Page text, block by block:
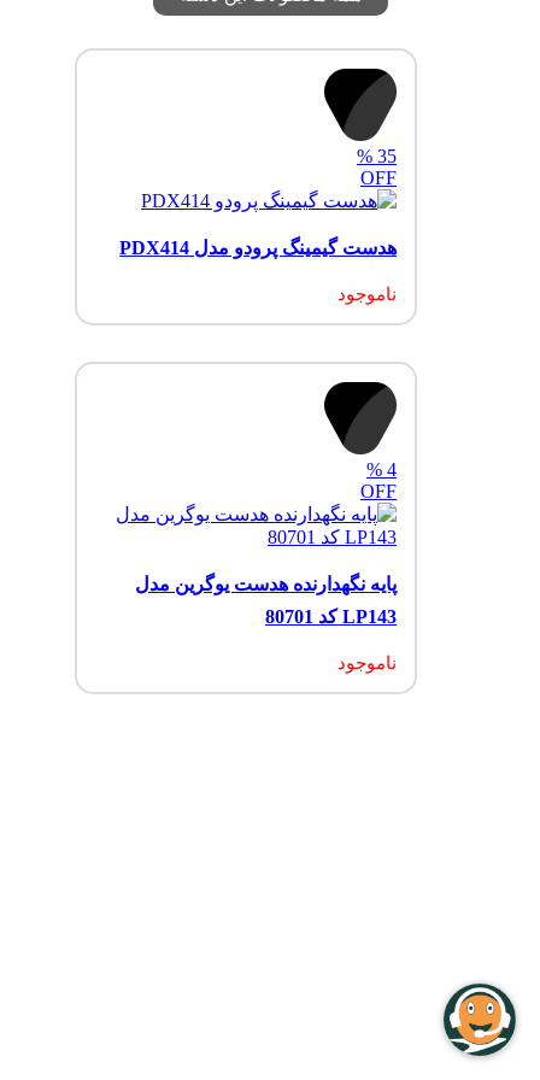
35
%
OFF
هدست گیمینگ پرودو مدل PDX414
ناموجود
4
%
OFF
پایه نگهدارنده هدست یوگرین مدل
LP143 کد 80701
ناموجود